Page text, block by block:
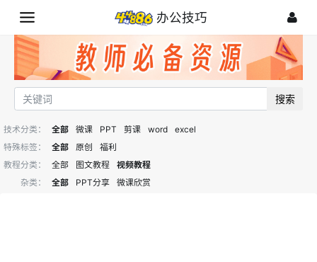
办公技巧
搜索
技术分类： 全部 微课 PPT 剪课 word
excel
特殊标签：
全部 原创
福利
教程分类：
全部 图文教程
视频教程
杂类：
全部 PPT分享 微课欣赏